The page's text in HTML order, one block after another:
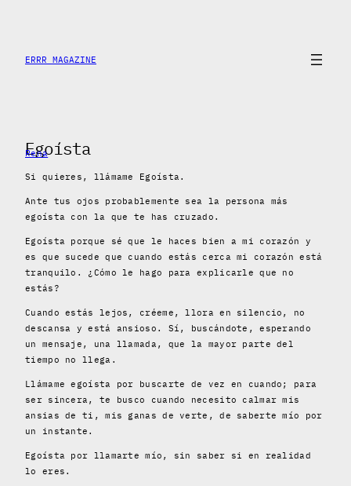
contenido
ERRR MAGAZINE
Egoísta
Rena
Si quieres, llámame Egoísta.
Ante tus ojos probablemente sea la persona más
egoísta con la que te has cruzado.
Egoísta porque sé que le haces bien a mi corazón y
es que sucede que cuando estás cerca mi corazón está
tranquilo. ¿Cómo le hago para explicarle que no
estás?
Cuando estás lejos, créeme, llora en silencio, no
descansa y está ansioso. Sí, buscándote, esperando
un mensaje, una llamada, que la mayor parte del
tiempo no llega.
Llámame egoísta por buscarte de vez en cuando; para
ser sincera, te busco cuando necesito calmar mis
ansias de ti, mis ganas de verte, de saberte mío por
un instante.
Egoísta por llamarte mío, sin saber si en realidad
lo eres.